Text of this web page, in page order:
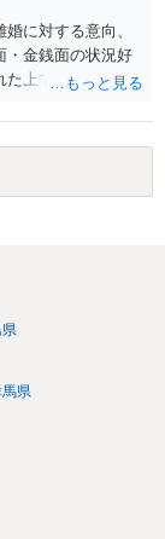
に対する意向、
・金銭面の状況好
た上で、書面とし
拠の一つとして位
聞きになりたい場
県